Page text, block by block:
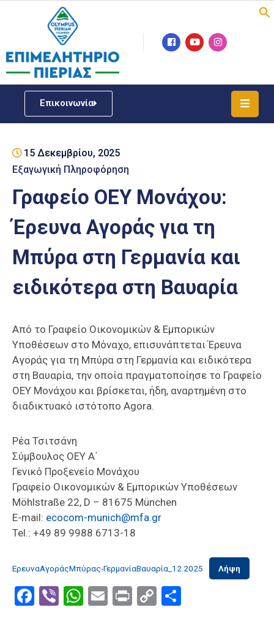
Επικοινωνία
Επιμελητήριο
Νέα
ΓΕΜΗ
Επιχειρηματική
Υποστήριξη
Έκθεση
Παραδοσιακών
Επαγγελμάτων
ΕΒΕΠ-
ΚΜ
Πιερία
15 Δεκεμβρίου, 2025
Εξαγωγική Πληροφόρηση
Γραφείο ΟΕΥ Μονάχου:
Έρευνα Αγοράς για τη
Μπύρα στη Γερμανία και
ειδικότερα στη Βαυαρία
Από το Γραφείο Οικονομικών & Εμπορικών
Υποθέσεων στο Μόναχο, επισυνάπτεται Έρευνα
Αγοράς για τη Μπύρα στη Γερμανία και ειδικότερα
στη Βαυαρία, την οποία πραγματοποίησε το Γραφείο
ΟΕΥ Μονάχου και βρίσκεται, ήδη, αναρτημένη στο
διαδικτυακό ιστότοπο Agora.
Ρέα Τσιτσάνη
Σύμβουλος ΟΕΥ Α΄
Γενικό Προξενείο Μονάχου
Γραφείο Οικονομικών & Εμπορικών Υποθέσεων
Möhlstraße 22, D – 81675 München
E-mail: ecocom-munich@mfa.gr
Tel.: +49 89 9988 6713-18
ΕρευναΑγοράςΜπύρας-ΓερμανίαΒαυαρία_12.2025 Λήψη
Facebook
ViberWhatsApp
EmailPrintCopy